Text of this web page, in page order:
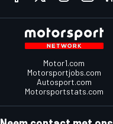
Motor1.com
Motorsportjobs.com
Autosport.com
Motorsportstats.com